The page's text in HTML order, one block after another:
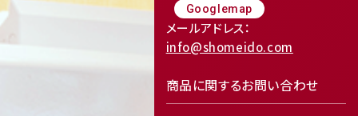
Googlemap
メールアドレス：
info@shomeido.com
商品に関するお問い合わせ